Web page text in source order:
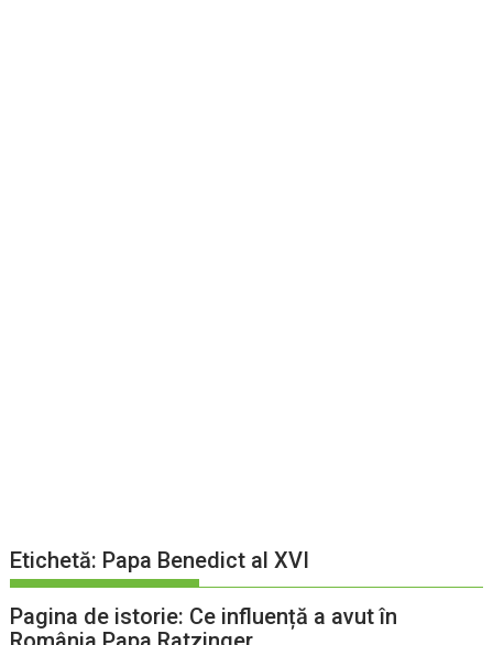
Etichetă: Papa Benedict al XVI
Pagina de istorie: Ce influență a avut în